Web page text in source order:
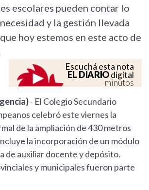
escolares pueden contar lo
y la gestión llevada
hoy estemos en este acto de
Escuchá esta nota
EL DIARIOdigital
minutos
- El Colegio Secundario
celebró este viernes la
de la ampliación de 430 metros
la incorporación de un módulo
de auxiliar docente y depósito.
y municipales fueron parte